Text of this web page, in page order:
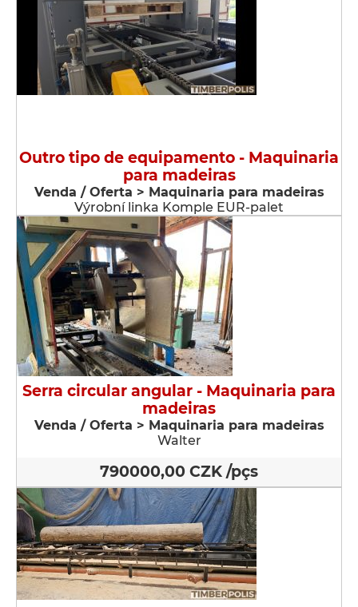
Outro tipo de equipamento - Maquinaria
para madeiras
Venda / Oferta > Maquinaria para madeiras
Výrobní linka Komple EUR-palet
Serra circular angular - Maquinaria para
madeiras
Venda / Oferta > Maquinaria para madeiras
Walter
790000,00 CZK /pçs